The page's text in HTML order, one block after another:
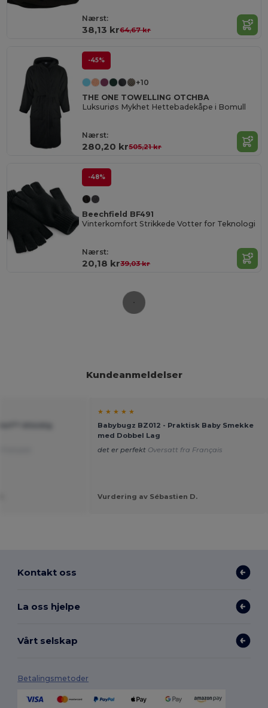
Nærst:
38,13 kr64,67 kr
-45%
+10
THE ONE TOWELLING OTCHBA
Luksuriøs Mykhet Hettebadekåpe i Bomull
Nærst:
280,20 kr505,21 kr
-48%
Beechfield BF491
Vinterkomfort Strikkede Votter for Teknologi
Nærst:
20,18 kr39,03 kr
Kundeanmeldelser
★ ★ ★ ★ ★
Babybugz BZ012 - Praktisk Baby Smekke
med Dobbel Lag
det er perfekt Oversatt fra Français
Vurdering av Sébastien D.
Kontakt oss
La oss hjelpe
Vårt selskap
Betalingsmetoder